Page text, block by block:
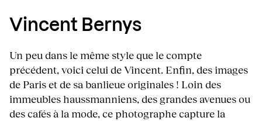
Vincent Bernys
Un peu dans le même style que le compte
précédent, voici celui de Vincent. Enfin, des images
de Paris et de sa banlieue originales ! Loin des
immeubles haussmanniens, des grandes avenues ou
des cafés à la mode, ce photographe capture la